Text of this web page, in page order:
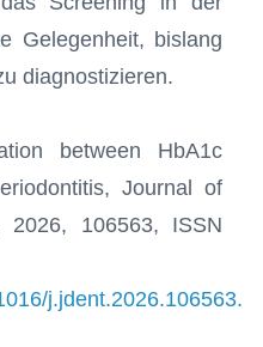
Gelegenheit, bislang
diagnostizieren.
between HbA1c
Journal of
2026, 106563, ISSN
j.jdent.2026.106563.